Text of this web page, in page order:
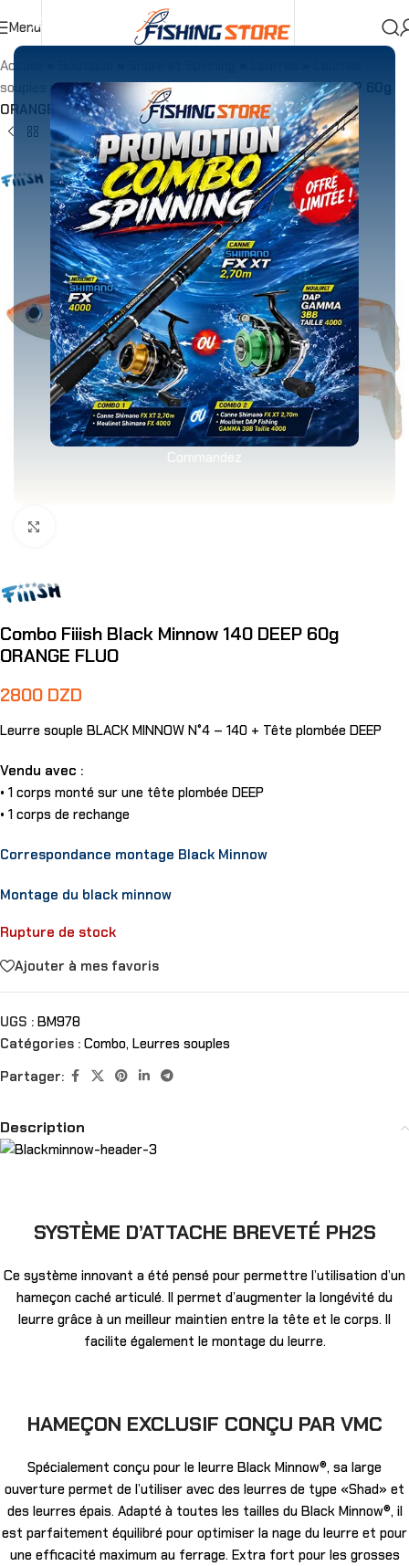
Commandez
Menu
Accueil
souples
»Combo»Combo Fiiish Black Minnow 140 DEEP 60g
ORANGE FLUO
Combo Fiiish Black Minnow 140 DEEP 60g
ORANGE FLUO
2800 DZD
Leurre souple BLACK MINNOW N°4 – 140 + Tête plombée DEEP
Vendu avec :
• 1 corps monté sur une tête plombée DEEP
• 1 corps de rechange
Correspondance montage Black Minnow
Montage du black minnow
Rupture de stock
Ajouter à mes favoris
UGS : BM978
Catégories : Combo, Leurres souples
Partager:
Description
SYSTÈME D’ATTACHE BREVETÉ PH2S
Ce système innovant a été pensé pour permettre l’utilisation d’un
hameçon caché articulé. Il permet d’augmenter la longévité du
leurre grâce à un meilleur maintien entre la tête et le corps. Il
facilite également le montage du leurre.
HAMEÇON EXCLUSIF CONÇU PAR VMC
Spécialement conçu pour le leurre Black Minnow®, sa large
ouverture permet de l’utiliser avec des leurres de type «Shad» et
des leurres épais. Adapté à toutes les tailles du Black Minnow®, il
est parfaitement équilibré pour optimiser la nage du leurre et pour
une efficacité maximum au ferrage. Extra fort pour les grosses